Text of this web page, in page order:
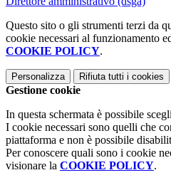
Questo sito o gli strumenti terzi da
cookie necessari al funzionamento
COOKIE POLICY.
Personalizza Rifiuta tutti i cookies
Gestione cookie
In questa schermata è possibile
I cookie necessari sono quelli che
piattaforma e non è possibile
Per conoscere quali sono i cookie
visionare la COOKIE POLICY.